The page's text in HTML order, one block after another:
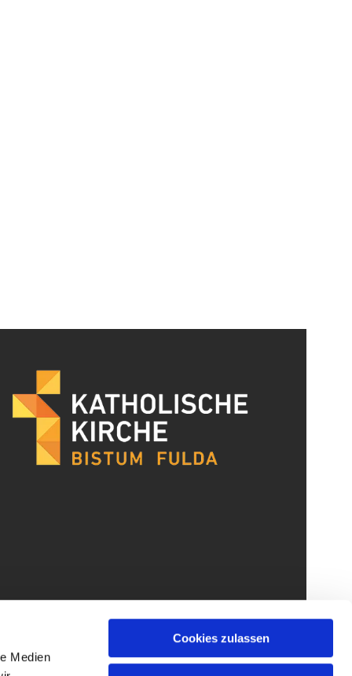
Medien
Cookies zulassen